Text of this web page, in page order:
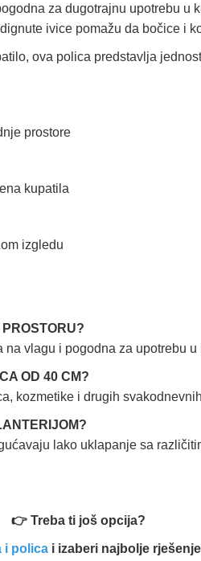
za dugotrajnu upotrebu u
ivice pomažu da bočice i
ova polica predstavlja
prostore
kupatila
izgledu
vlagu i pogodna za upotrebu
OD 40 CM?
kozmetike i drugih
lako uklapanje sa
👉 Treba ti još opcija?
i polica i izaberi najbolje